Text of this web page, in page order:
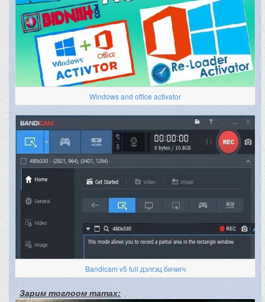
Windows and office activator
Bandicam v5 full дэлгэц бичигч
Зарим тоглоом татах: